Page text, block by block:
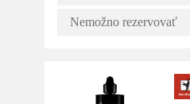
Nemožno rezervovať